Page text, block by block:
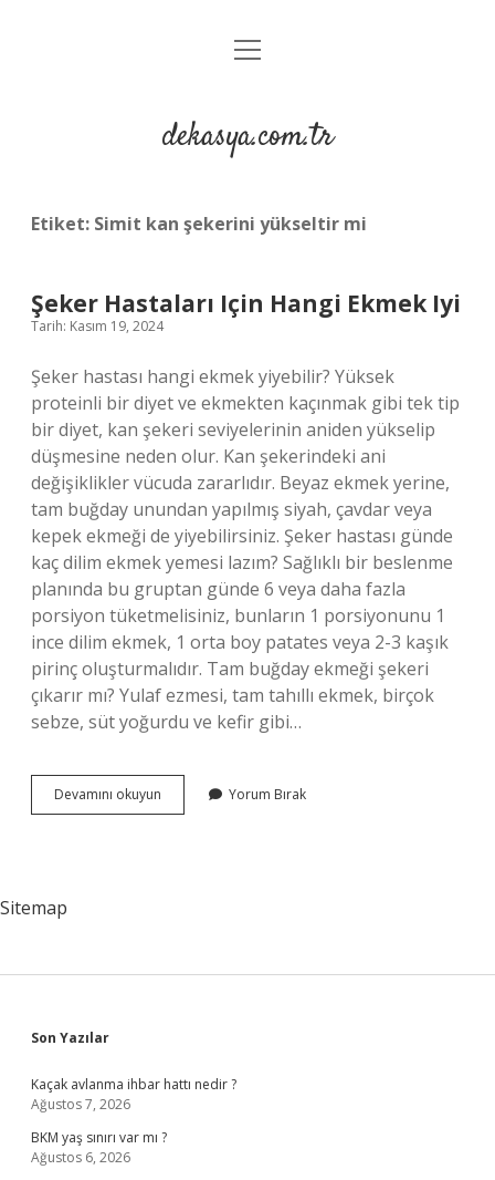
Anasayfa
Yasal Uyarı
menüyü
dekasya.com.tr
Etiket: Simit kan şekerini yükseltir mi
Şeker Hastaları Için Hangi Ekmek Iyi
Tarih: Kasım 19, 2024
Şeker hastası hangi ekmek yiyebilir? Yüksek
proteinli bir diyet ve ekmekten kaçınmak gibi tek tip
bir diyet, kan şekeri seviyelerinin aniden yükselip
düşmesine neden olur. Kan şekerindeki ani
değişiklikler vücuda zararlıdır. Beyaz ekmek yerine,
tam buğday unundan yapılmış siyah, çavdar veya
kepek ekmeği de yiyebilirsiniz. Şeker hastası günde
kaç dilim ekmek yemesi lazım? Sağlıklı bir beslenme
planında bu gruptan günde 6 veya daha fazla
porsiyon tüketmelisiniz, bunların 1 porsiyonunu 1
ince dilim ekmek, 1 orta boy patates veya 2-3 kaşık
pirinç oluşturmalıdır. Tam buğday ekmeği şekeri
çıkarır mı? Yulaf ezmesi, tam tahıllı ekmek, birçok
sebze, süt yoğurdu ve kefir gibi…
Devamını okuyun
Hastaları
Yorum Bırak
Sitemap
Sidebar
Son Yazılar
Kaçak avlanma ihbar hattı nedir ?
Ağustos 7, 2026
BKM yaş sınırı var mı ?
Ağustos 6, 2026